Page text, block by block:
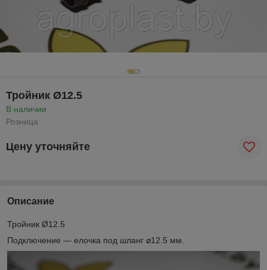
Тройник Ø12.5
В наличии
Розница
Цену уточняйте
Описание
Тройник Ø12.5
Подключение ― елочка под шланг ⌀12.5 мм.